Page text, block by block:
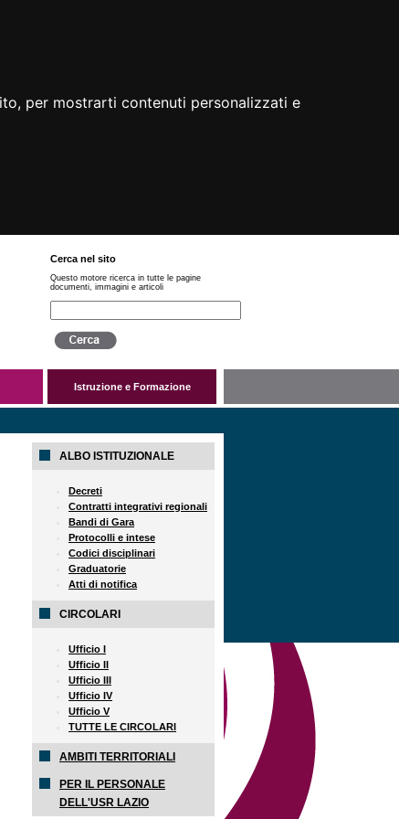
per mostrarti contenuti personalizzati e
Cerca nel sito
Questo motore ricerca in tutte le pagine
documenti, immagini e articoli
Istruzione e Formazione
ALBO ISTITUZIONALE
Decreti
Contratti integrativi regionali
Bandi di Gara
Protocolli e intese
Codici disciplinari
Graduatorie
Atti di notifica
CIRCOLARI
Ufficio I
Ufficio II
Ufficio III
Ufficio IV
Ufficio V
TUTTE LE CIRCOLARI
AMBITI TERRITORIALI
PER IL PERSONALE
DELL'USR LAZIO